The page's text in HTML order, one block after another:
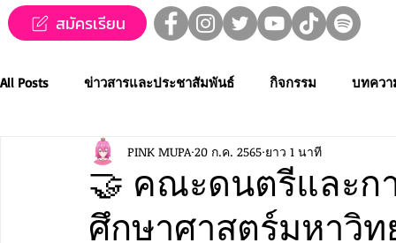
สมัครเรียน
All Posts ข่าวสารและประชาสัมพันธ์ กิจกรรม บทควา
ข่าวทุนการศึกษา MUPA ชวนชม👀🍿 MUPA On
Western Music Applied Performing Art Creative Thai
🤝 คณะดนตรีและก
ศึกษาศาสตร์มหาวิ
PINK MUPA 20 ก.ค. 2565 ยาว 1 นาที